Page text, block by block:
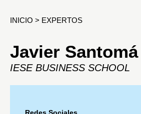
INICIO > EXPERTOS
Javier Santomá
IESE BUSINESS SCHOOL